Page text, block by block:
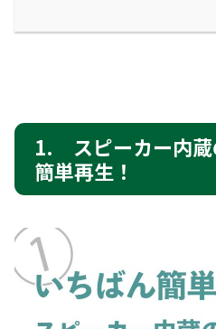
1. スピーカー内蔵
簡単再生！